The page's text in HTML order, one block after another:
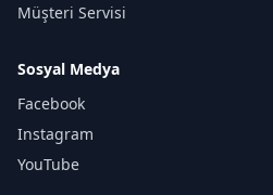
Müşteri Servisi
Sosyal Medya
Facebook
Instagram
YouTube